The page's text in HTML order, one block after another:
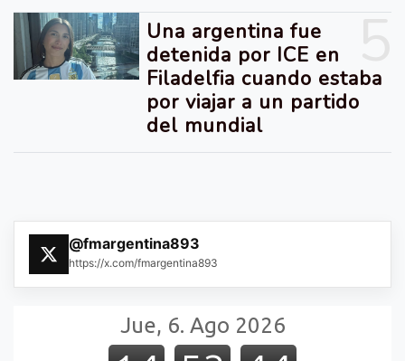
Una argentina fue
detenida por ICE en
Filadelfia cuando estaba
por viajar a un partido
del mundial
@fmargentina893
https://x.com/fmargentina893